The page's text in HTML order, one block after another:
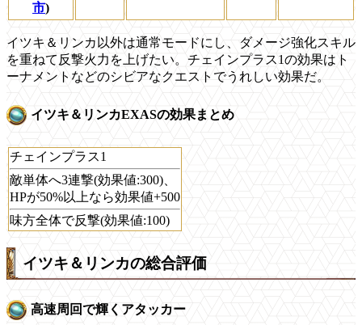
市)
イツキ＆リンカ以外は通常モードにし、ダメージ強化スキル
を重ねて反撃火力を上げたい。チェインプラス1の効果はト
ーナメントなどのシビアなクエストでうれしい効果だ。
イツキ＆リンカEXASの効果まとめ
チェインプラス1
敵単体へ3連撃(効果値:300)、
HPが50%以上なら効果値+500
味方全体で反撃(効果値:100)
イツキ＆リンカの総合評価
高速周回で輝くアタッカー